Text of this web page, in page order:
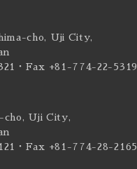
cho, Uji City,
・Fax +81-774-22-5319
cho, Uji City,
・Fax +81-774-28-2165